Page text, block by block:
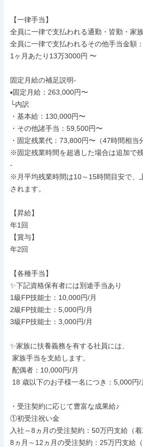
【一律手当】
全員に一律で支払われる通勤・皆勤・家
全員に一律で支払われるその他手当金額
1ヶ月あたり13万3000円 〜
固定月給の補足説明-
▪️固定月給：263,000円〜
└内訳
・基本給：130,000円〜
・その他諸手当：59,500円〜
・固定残業代：73,800円〜（47時間相当
※固定残業時間を超過した場合は追加で
-
※月平均残業時間は10～15時間目安で、
されます。
【昇給】
年1回
【賞与】
年2回
【各種手当】
✨下記資格保有者には別途手当あり
1級FP技能士：10,000円/月
2級FP技能士：5,000円/月
3級FP技能士：3,000円/月
✨家族に扶養義務を有する社員には、
・受注契約に応じて豊富な成果給♪
①初受注祝い金
入社～8ヵ月の受注契約：50万円支給（着
8ヵ月～12ヵ月の受注契約：25万円支給（